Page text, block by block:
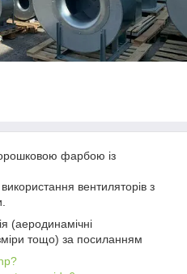
фарбою із
вентиляторів з
(аеродинамічні
тощо) за посиланням